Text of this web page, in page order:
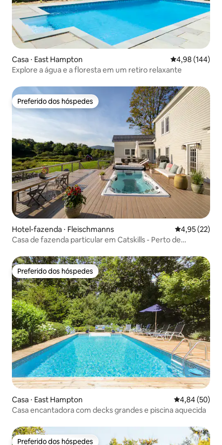
Casa ⋅ East Hampton 4,98 de uma
4,98 (144)
Explore a água e a floresta em um retiro relaxante
Preferido dos hóspedes
Preferido dos hóspedes
Hotel-fazenda ⋅ Fleischmanns 4,95 de uma
4,95 (22)
Casa de fazenda particular em Catskills - Perto de
Preferido dos hóspedes
Preferido dos hóspedes
Casa ⋅ East Hampton 4,84 de uma
4,84 (50)
Casa encantadora com decks grandes e piscina aquecida
Preferido dos hóspedes